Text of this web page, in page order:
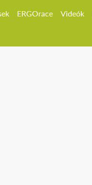
ERGOrace Videók